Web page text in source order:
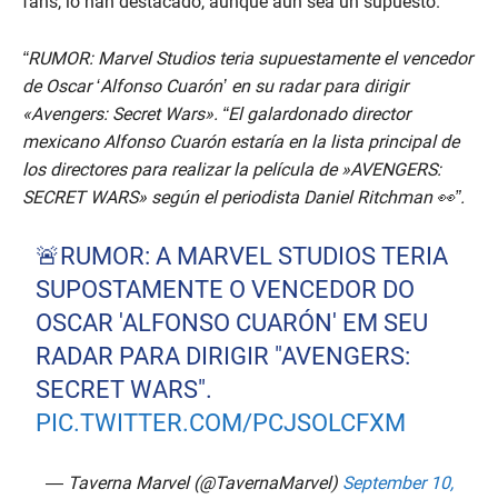
“RUMOR: Marvel Studios teria supuestamente el vencedor
de Oscar ‘Alfonso Cuarón’ en su radar para dirigir
«Avengers: Secret Wars». “El galardonado director
mexicano Alfonso Cuarón estaría en la lista principal de
los directores para realizar la película de »AVENGERS:
SECRET WARS» según el periodista Daniel Ritchman 👀”.
🚨RUMOR: A MARVEL STUDIOS TERIA
SUPOSTAMENTE O VENCEDOR DO
OSCAR 'ALFONSO CUARÓN' EM SEU
RADAR PARA DIRIGIR "AVENGERS:
SECRET WARS".
PIC.TWITTER.COM/PCJSOLCFXM
— Taverna Marvel (@TavernaMarvel) September 10,